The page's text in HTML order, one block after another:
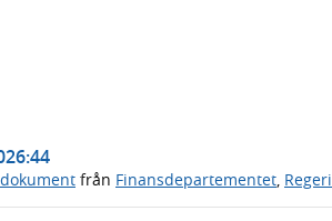
från Finansdepartementet